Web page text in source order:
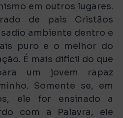
em outros lugares.
de pais Cristãos
ambiente dentro e
puro e o melhor do
É mais difícil do que
um jovem rapaz
Somente se, em
ele for ensinado a
com a Palavra, ele